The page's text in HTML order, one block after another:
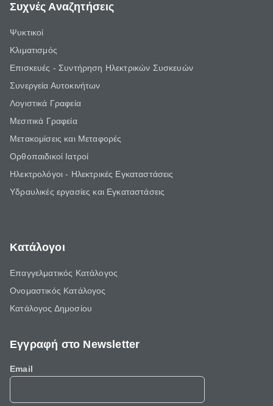
Συχνές Αναζητήσεις
Ψυκτικοί
Κλιματισμός
Επισκευές - Συντήρηση Ηλεκτρικών Συσκευών
Συνεργεία Αυτοκινήτων
Λογιστικά Γραφεία
Μεσιτικά Γραφεία
Μετακομίσεις και Μεταφορές
Ορθοπαιδικοί Ιατροί
Ηλεκτρολόγοι - Ηλεκτρικές Εγκαταστάσεις
Υδραυλικές εργασίες και Εγκαταστάσεις
Κατάλογοι
Επαγγελματικός Κατάλογος
Ονομαστικός Κατάλογος
Κατάλογος Δημοσίου
Εγγραφή στο Newsletter
Email